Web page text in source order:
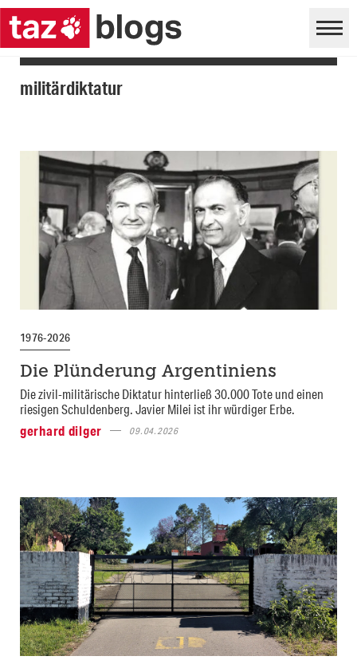
militärdiktatur
1976-2026
Die Plünderung Argentiniens
Die zivil-militärische Diktatur hinterließ 30.000 Tote und einen
riesigen Schuldenberg. Javier Milei ist ihr würdiger Erbe.
gerhard dilger
09.04.2026